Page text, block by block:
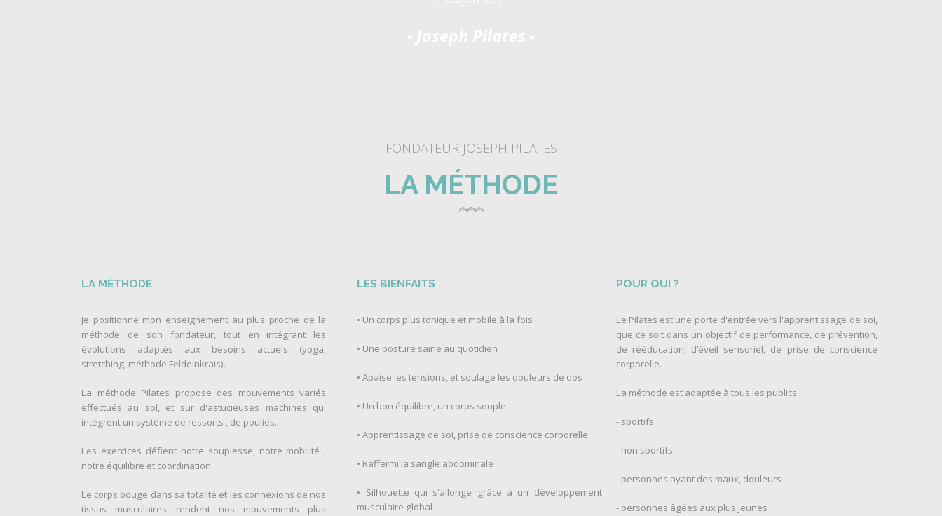
FONDATEUR JOSEPH PILATES
LA MÉTHODE
LA MÉTHODE
Je positionne mon enseignement au plus proche de la
méthode de son fondateur, tout en intégrant les
évolutions adaptés aux besoins actuels (yoga,
stretching, méthode Feldeinkrais).
La méthode Pilates propose des mouvements variés
effectués au sol, et sur d'astucieuses machines qui
intègrent un système de ressorts , de poulies.
Les exercices défient notre souplesse, notre mobilité ,
notre équilibre et coordination.
Le corps bouge dans sa totalité et les connexions de nos
tissus musculaires rendent nos mouvements plus
LES BIENFAITS
• Un corps plus tonique et mobile à la fois
• Une posture saine au quotidien
•Apaise les tensions, et soulage les douleurs de dos
• Un bon équilibre, un corps souple
•Apprentissage de soi, prise de conscience corporelle
• Raffermi la sangle abdominale
• Silhouette qui s'allonge grâce à un développement
musculaire global
POUR QUI ?
Le Pilates est une porte d'entrée vers l'apprentissage de soi,
que ce soit dans un objectif de performance, de prévention,
de rééducation, d’éveil sensoriel, de prise de conscience
corporelle.
La méthode est adaptée à tous les publics :
- sportifs
- non sportifs
- personnes ayant des maux, douleurs
- personnes âgées aux plus jeunes